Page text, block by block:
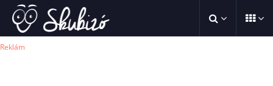
Reklám